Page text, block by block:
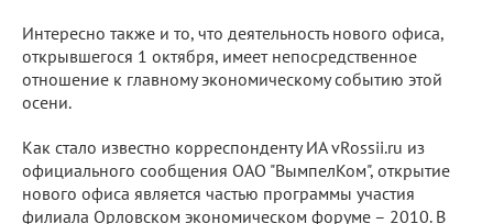
Интересно также и то, что деятельность нового офиса,
открывшегося 1 октября, имеет непосредственное
отношение к главному экономическому событию этой
осени.
Как стало известно корреспонденту ИА vRossii.ru из
официального сообщения ОАО "ВымпелКом", открытие
нового офиса является частью программы участия
филиала Орловском экономическом форуме – 2010. В